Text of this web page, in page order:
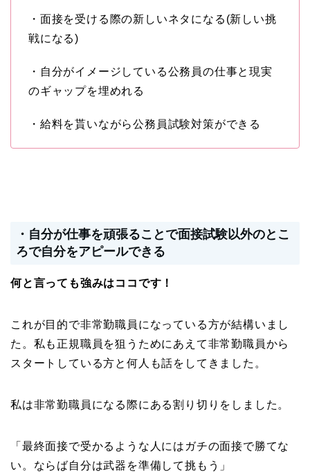
・面接を受ける際の新しいネタになる(新しい挑
戦になる)
・自分がイメージしている公務員の仕事と現実
のギャップを埋めれる
・給料を貰いながら公務員試験対策ができる
・自分が仕事を頑張ることで面接試験以外のとこ
ろで自分をアピールできる
何と言っても強みはココです！
これが目的で非常勤職員になっている方が結構いまし
た。私も正規職員を狙うためにあえて非常勤職員から
スタートしている方と何人も話をしてきました。
私は非常勤職員になる際にある割り切りをしました。
「最終面接で受かるような人にはガチの面接で勝てな
い。ならば自分は武器を準備して挑もう」